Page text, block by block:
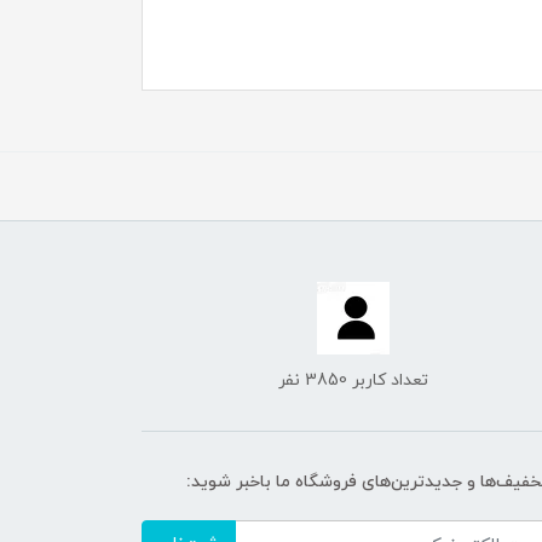
تعداد کاربر 3850 نفر
و جدیدترین‌های فروشگاه ما باخبر شوید: